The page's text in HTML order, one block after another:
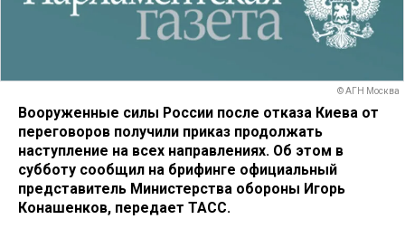
© АГН Москва
Вооруженные силы России после отказа Киева от
переговоров получили приказ продолжать
наступление на всех направлениях. Об этом в
субботу сообщил на брифинге официальный
представитель Министерства обороны Игорь
Конашенков, передает ТАСС.